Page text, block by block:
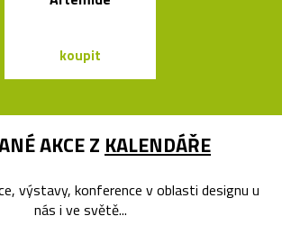
koupit
AKCE Z KALENDÁŘE
výstavy, konference v oblasti designu u
nás i ve světě...